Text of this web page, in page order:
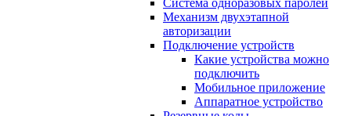
Система одноразовых паролей
Механизм двухэтапной
авторизации
Подключение устройств
Какие устройства можно
подключить
Мобильное приложение
Аппаратное устройство